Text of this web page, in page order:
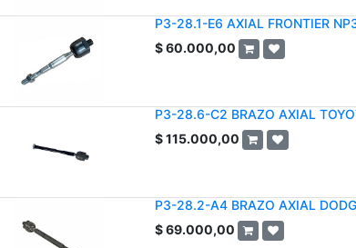
P3-28.1-E6 AXIAL FRONTIER
$60.000,00
P3-28.6-C2 BRAZO AXIAL
$115.000,00
P3-28.2-A4 BRAZO AXIAL
$69.000,00